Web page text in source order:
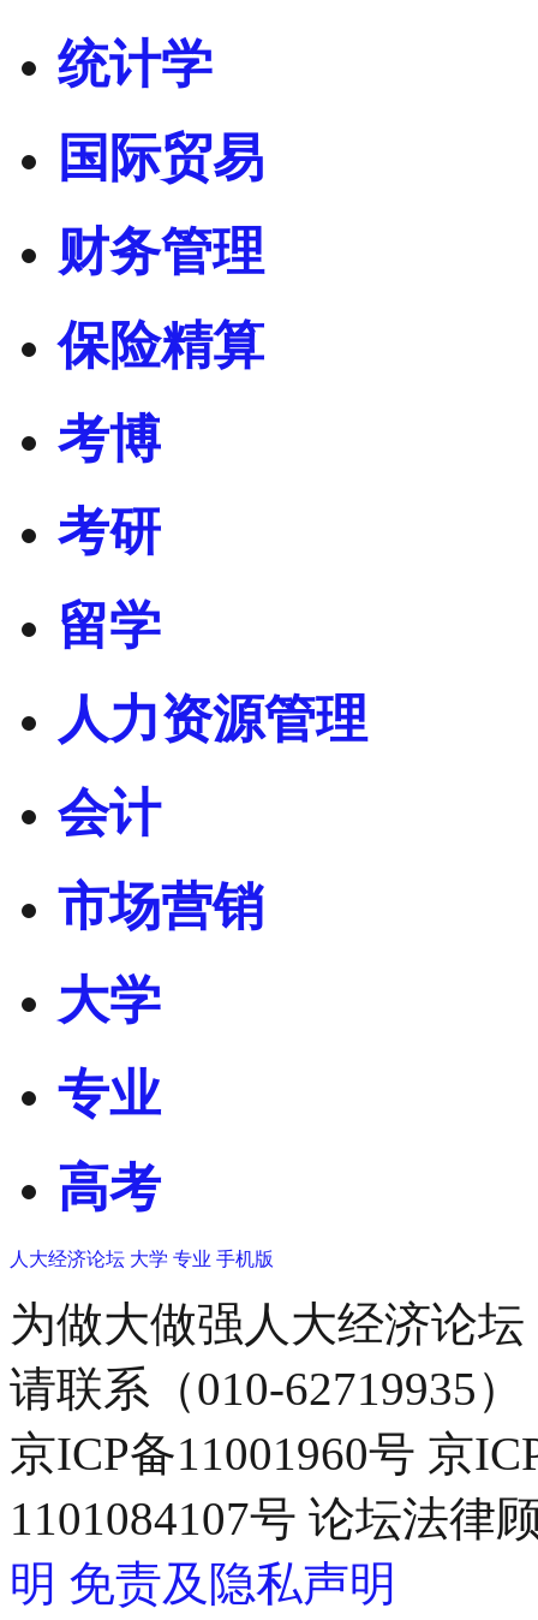
统计学
国际贸易
财务管理
保险精算
考博
考研
留学
人力资源管理
会计
市场营销
大学
专业
高考
人大经济论坛 大学 专业 手机版
为做大做强人大经济论
请联系（010-62719935）
京ICP备11001960号 京
1101084107号 论坛法律
明 免责及隐私声明